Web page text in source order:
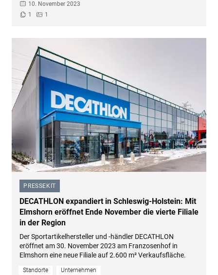
10. November 2023
1
1
PRESSEKIT
–
DECATHLON expandiert in Schleswig-Holstein: Mit
Elmshorn eröffnet Ende November die vierte Filiale
in der Region
Der Sportartikelhersteller und -händler DECATHLON
eröffnet am 30. November 2023 am Franzosenhof in
Elmshorn eine neue Filiale auf 2.600 m² Verkaufsfläche.
Standorte Unternehmen